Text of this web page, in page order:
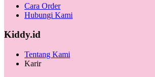
Cara Order
Hubungi Kami
Kiddy.id
Tentang Kami
Karir